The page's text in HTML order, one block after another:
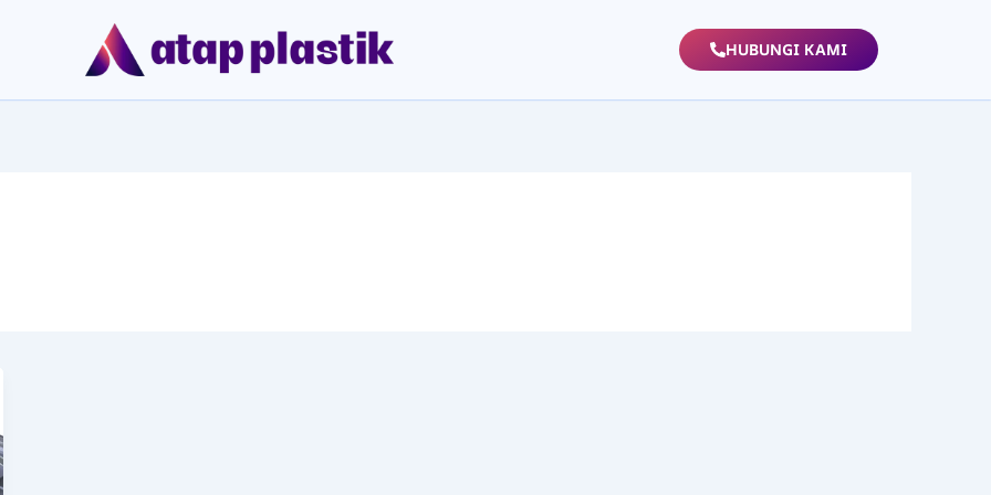
HUBUNGI KAMI